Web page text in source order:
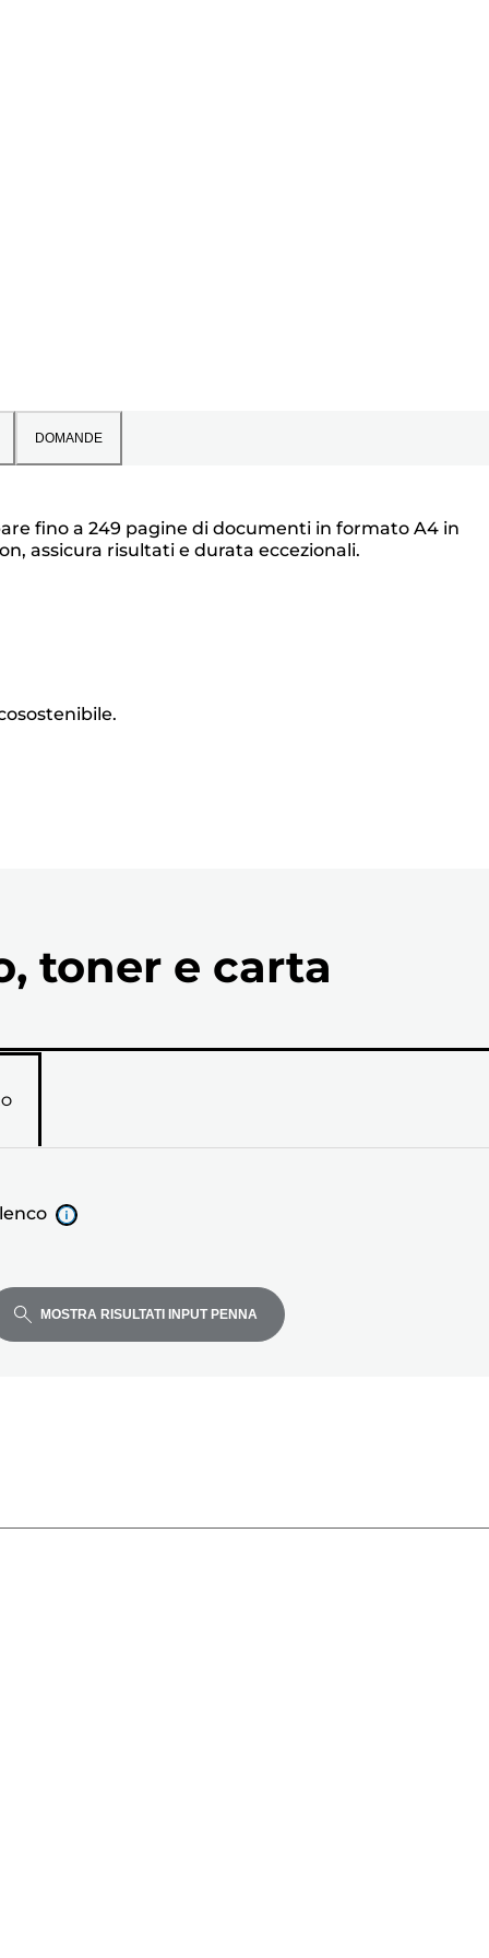
DOMANDE
fino a 249 pagine di documenti in formato A4 in
assicura risultati e durata eccezionali.
toner e carta
MOSTRA RISULTATI INPUT PENNA